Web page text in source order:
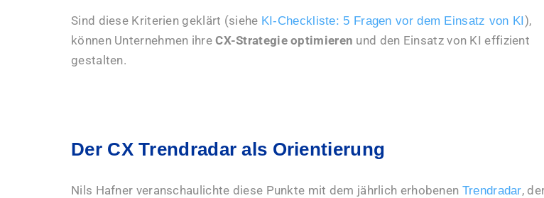
Sind diese Kriterien geklärt (siehe KI-Checkliste: 5 Fragen vor dem Einsatz von KI),
können Unternehmen ihreCX-Strategie optimieren und den Einsatz von KI effizient
gestalten.
Der CX Trendradar als Orientierung
Nils Hafner veranschaulichte diese Punkte mit dem jährlich erhobenen Trendradar,